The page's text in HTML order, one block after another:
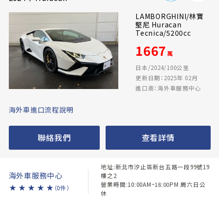
LAMBORGHINI/林寶
堅尼 Huracan
Tecnica/5200cc
1667 萬
日本/2024/100公里
更新日期：2025年 02月
進口商：海外車服務中心
海外車進口流程說明
聯絡我們 查看詳情
海外車服務中心
★ ★ ★ ★ ★ （0件）
地址:新北市汐止區新台五路一段99號19
樓之2
營業時間:10:00AM~18:00PM 周六日公
休